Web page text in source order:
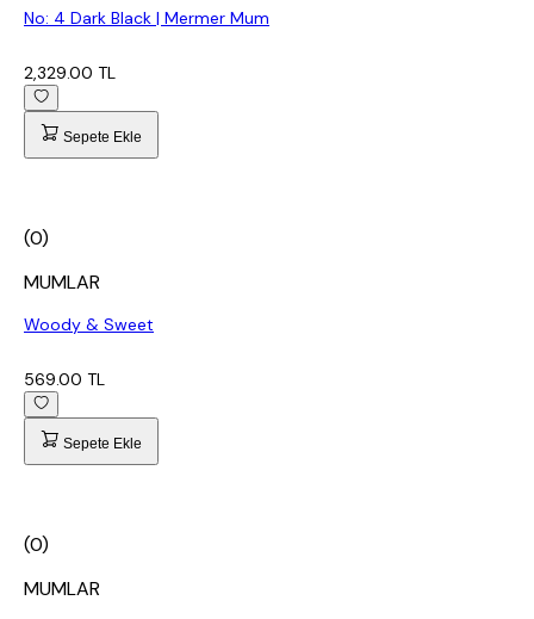
No: 4 Dark Black | Mermer Mum
2,329.00 TL
Sepete Ekle
(0)
MUMLAR
Woody & Sweet
569.00 TL
Sepete Ekle
(0)
MUMLAR